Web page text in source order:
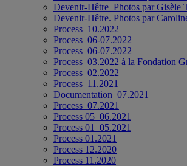
Devenir-Hêtre_Photos par Gisèle
Devenir-Hêtre. Photos par
Process_10.2022
Process_06-07.2022
Process_06-07.2022
Process_03.2022 à la Fondation
Process_02.2022
Process_11.2021
Documentation_07.2021
Process_07.2021
Process 05_06.2021
Process 01_05.2021
Process 01.2021
Process 12.2020
Process 11.2020